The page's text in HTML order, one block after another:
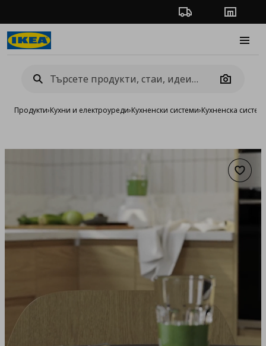
Проследяване на
Camera
Продукти›Кухни и електроуреди›Кухненски системи›Кухненска